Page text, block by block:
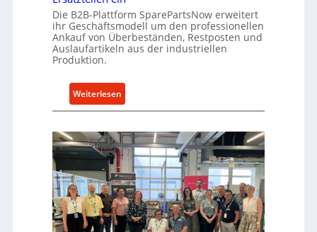
e
A
n
t
i
e
b
e
e
l
t
0
-
l
a
t
f
o
Die B2B-Plattform SparePartsNow erweitert
ihr Geschäftsmodell um den professionellen
Ankauf von Überbeständen, Restposten und
Auslaufartikeln aus der industriellen
Produktion.
Weiterlesen:
S
a
r
e
P
a
r